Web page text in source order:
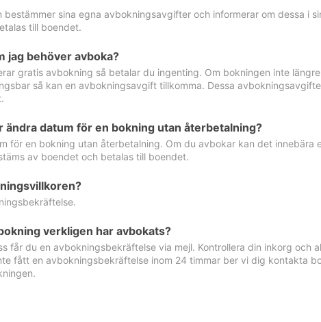
bestämmer sina egna avbokningsavgifter och informerar om dessa i
till boendet.
jag behöver avboka?
gratis avbokning så betalar du ingenting. Om bokningen inte
så kan en avbokningsavgift tillkomma. Dessa
ändra datum för en bokning utan återbetalning?
för en bokning utan återbetalning. Om du avbokar kan det innebära
av boendet och betalas till boendet.
verkligen har avbokats?
får du en avbokningsbekräftelse via mejl. Kontrollera din inkorg och
fått en avbokningsbekräftelse inom 24 timmar ber vi dig kontakta